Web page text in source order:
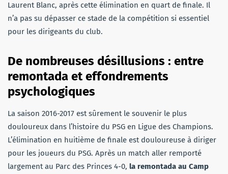
Laurent Blanc, après cette élimination en quart de finale. Il
n’a pas su dépasser ce stade de la compétition si essentiel
pour les dirigeants du club.
De nombreuses désillusions : entre
remontada et effondrements
psychologiques
La saison 2016-2017 est sûrement le souvenir le plus
douloureux dans l’histoire du PSG en Ligue des Champions.
L’élimination en huitième de finale est douloureuse à diriger
pour les joueurs du PSG. Après un match aller remporté
largement au Parc des Princes 4-0, la remontada au Camp